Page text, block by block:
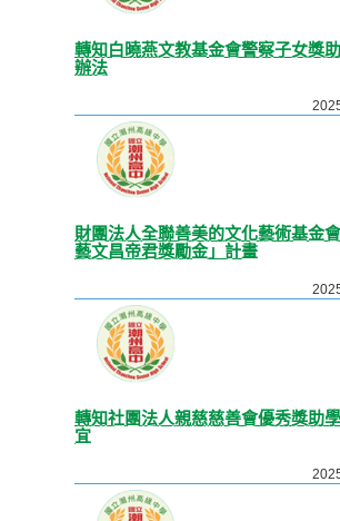
轉知白曉燕文教基金會警察子女獎
辦法
財團法人全聯善美的文化藝術基金
藝文昌帝君獎勵金」計畫
轉知社團法人親慈慈善會優秀獎助
宜